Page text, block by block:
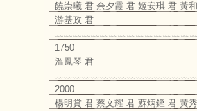
饒崇曦 君 余夕霞 君 姬安琪 君 黃
游基政 君
1750
溫鳳琴 君
2000
楊明賞 君 蔡文耀 君 蘇炳鏗 君 黃